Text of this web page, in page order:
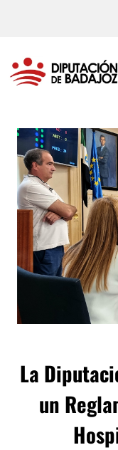
La
un